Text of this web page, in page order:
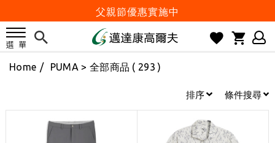
父親節優惠實施中
2026邁達康盃 開始受理報名
防詐騙! 勿信來路不明連結及優惠
歡迎體驗公益店Friends Screen模擬器
刷台新卡滿 $6000 分 3 期 0 利率
Golf Point 會員回饋積點
Home / PUMA > 全部商品 ( 293 )
排序 條件搜尋